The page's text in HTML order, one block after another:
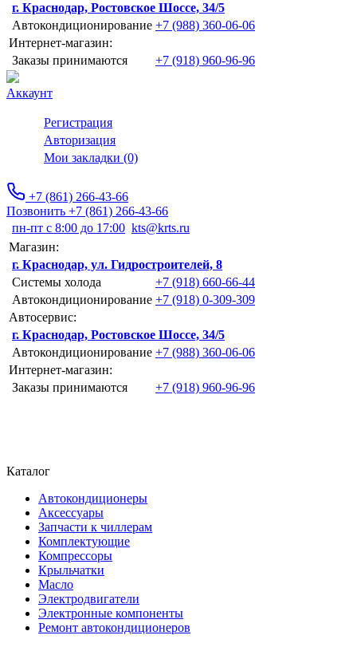
г. Краснодар, Ростовское Шоссе, 34/5
Автокондиционирование +7 (988) 360-06-06
Интернет-магазин:
Заказы принимаются
+7 (918) 960-96-96
Аккаунт
Регистрация
Авторизация
Мои закладки (0)
+7 (861) 266-43-66
Позвонить +7 (861) 266-43-66
пн-пт с 8:00 до 17:00 kts@krts.ru
Магазин:
г. Краснодар, ул. Гидростроителей, 8
Системы холода
+7 (918) 660-66-44
Автокондиционирование +7 (918) 0-309-309
Автосервис:
г. Краснодар, Ростовское Шоссе, 34/5
Автокондиционирование +7 (988) 360-06-06
Интернет-магазин:
Заказы принимаются
+7 (918) 960-96-96
Каталог
Автокондиционеры
Аксессуары
Запчасти к чиллерам
Комплектующие
Компрессоры
Крыльчатки
Масло
Электродвигатели
Электронные компоненты
Ремонт автокондиционеров